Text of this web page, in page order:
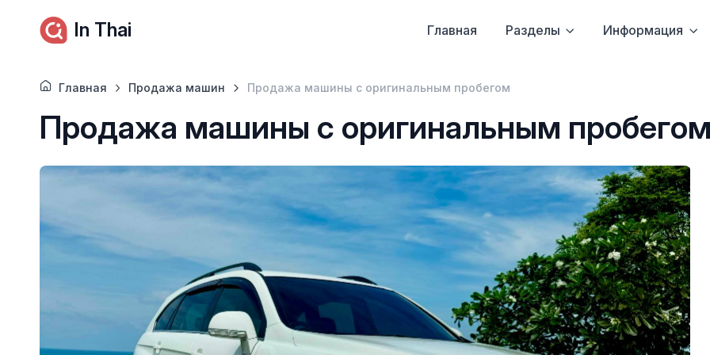
In Thai Главная Разделы Информация
Главная Продажа машин Продажа машины с оригинальным пробегом
Продажа машины с оригинальным